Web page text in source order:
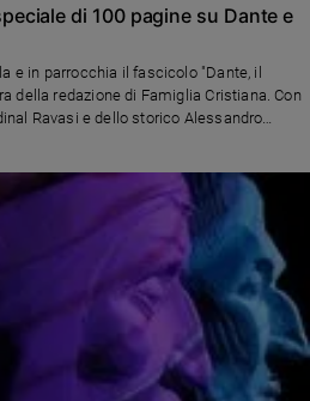
di 100 pagine su Dante e
e in parrocchia il fascicolo "Dante, il
della redazione di Famiglia Cristiana. Con
Ravasi e dello storico Alessandro